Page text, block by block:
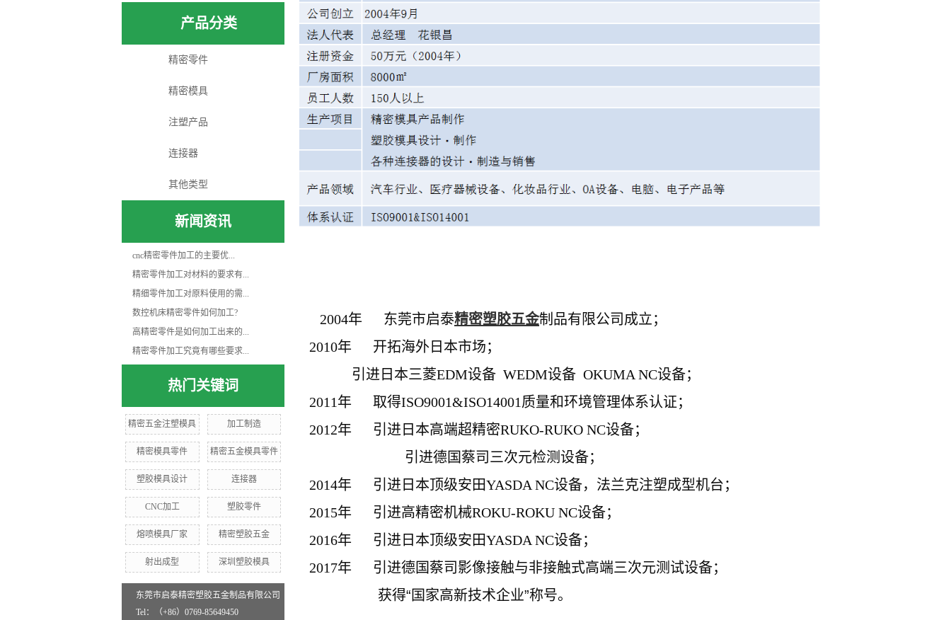
产品分类
精密零件
精密模具
注塑产品
连接器
其他类型
新闻资讯
cnc精密零件加工的主要优...
精密零件加工对材料的要求有...
精细零件加工对原料使用的需...
数控机床精密零件如何加工?
高精密零件是如何加工出来的...
精密零件加工究竟有哪些要求...
热门关键词
精密五金注塑模具 加工制造
精密模具零件 精密五金模具零件
塑胶模具设计 连接器
CNC加工 塑胶零件
熔喷模具厂家 精密塑胶五金
射出成型 深圳塑胶模具
东莞市启泰精密塑胶五金制品有限公司
Tel：（+86）0769-85649450
2004年 东莞市启泰精密塑胶五金制品有限公司成立；
2010年 开拓海外日本市场；
引进日本三菱EDM设备 WEDM设备 OKUMA NC设备；
2011年 取得ISO9001&ISO14001质量和环境管理体系认证；
2012年 引进日本高端超精密RUKO-RUKO NC设备；
引进德国蔡司三次元检测设备；
2014年 引进日本顶级安田YASDA NC设备，法兰克注塑成型机台；
2015年 引进高精密机械ROKU-ROKU NC设备；
2016年 引进日本顶级安田YASDA NC设备；
2017年 引进德国蔡司影像接触与非接触式高端三次元测试设备；
获得“国家高新技术企业”称号。